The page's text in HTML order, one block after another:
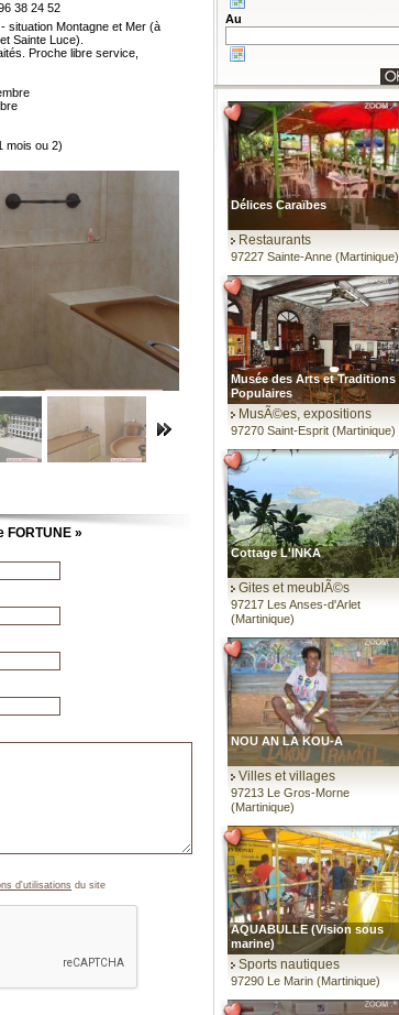
38 24 52
situation Montagne et Mer (à
Sainte Luce).
Proche libre service,
mois ou 2)
FORTUNE »
d'utilisations du site
Au
Délices Caraïbes
Restaurants
97227 Sainte-Anne (Martinique)
Musée des Arts et Traditions
Populaires
MusÃ©es, expositions
97270 Saint-Esprit (Martinique)
Cottage L'INKA
Gites et meublÃ©s
97217 Les Anses-d'Arlet
(Martinique)
NOU AN LA KOU-A
Villes et villages
97213 Le Gros-Morne
(Martinique)
AQUABULLE (Vision sous
marine)
Sports nautiques
97290 Le Marin (Martinique)